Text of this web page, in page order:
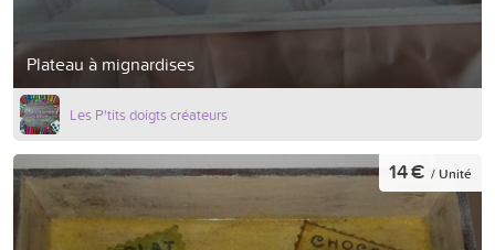
Plateau à mignardises
Les P'tits doigts créateurs
14 € / Unité